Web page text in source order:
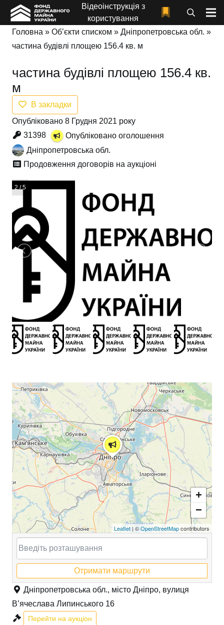
Відеоінструкція з
користування
Головна » Об’єкти списком » Дніпропетровська обл. »
частина будівлі площею 156.4 кв. м
частина будівлі площею 156.4 кв.
м
В закладки
Опубліковано 8 Грудня 2021 року
31398
Опубліковано оголошення
Дніпропетровська обл.
Продовження договорів на аукціоні
3 / 5
+
−
Leaflet| ©OpenStreetMapcontributors
Отримати маршрути
Дніпропетровська обл., місто Дніпро, вулиця
В’ячеслава Липинського 16
Перейти на аукціон